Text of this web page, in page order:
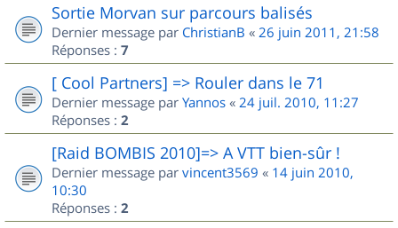
Sortie Morvan sur parcours balisés
Dernier message par ChristianB « 26 juin 2011, 21:58
Réponses : 7
[ Cool Partners] => Rouler dans le 71
Dernier message par Yannos « 24 juil. 2010, 11:27
Réponses : 2
[Raid BOMBIS 2010]=> A VTT bien-sûr !
Dernier message par vincent3569 « 14 juin 2010,
10:30
Réponses : 2